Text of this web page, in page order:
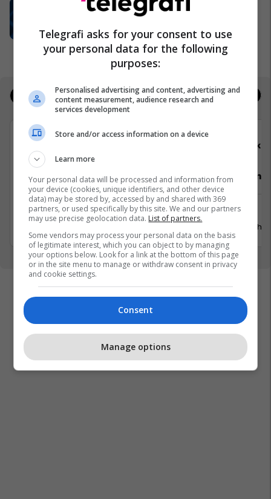
UBT i pari me numrin më të madh të
programeve të akredituara në
sektorin privat
UBT
Jobs Real Estate
Video Editor/Kameraman (3 pozita)
Prishtinë
Punëtor në
Xërxe
20 Gusht
Telegrafi asks for your consent to use
your personal data for the following
purposes:
Personalised advertising and content, advertising and
content measurement, audience research and
services development
Store and/or access information on a device
Learn more
Your personal data will be processed and information from
your device (cookies, unique identifiers, and other device
data) may be stored by, accessed by and shared with 369
partners, or used specifically by this site. We and our partners
may use precise geolocation data. List of partners.
Some vendors may process your personal data on the basis
of legitimate interest, which you can object to by managing
your options below. Look for a link at the bottom of this page
or in the site menu to manage or withdraw consent in privacy
and cookie settings.
Consent
Manage options